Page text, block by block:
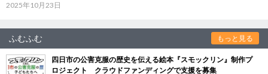
2025年10月23日
ふむふむ もっと見る
四日市の公害克服の歴史を伝える絵本『スモックリン』制作プ
ロジェクト クラウドファンディングで支援を募集